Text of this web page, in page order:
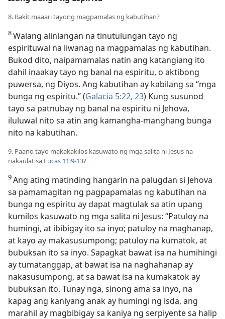
8. Bakit maaari tayong magpamalas ng kabutihan?
8Walang alinlangan na tinutulungan tayo ng
espirituwal na liwanag na magpamalas ng kabutihan.
Bukod dito, naipamamalas natin ang katangiang ito
dahil inaakay tayo ng banal na espiritu, o aktibong
puwersa, ng Diyos. Ang kabutihan ay kabilang sa “mga
bunga ng espiritu.” (Galacia 5:22, 23) Kung susunod
tayo sa patnubay ng banal na espiritu ni Jehova,
iluluwal nito sa atin ang kamangha-manghang bunga
nito na kabutihan.
9. Paano tayo makakakilos kasuwato ng mga salita ni Jesus na
nakaulat sa Lucas 11:9-13?
9Ang ating matinding hangarin na palugdan si Jehova
sa pamamagitan ng pagpapamalas ng kabutihan na
bunga ng espiritu ay dapat magtulak sa atin upang
kumilos kasuwato ng mga salita ni Jesus: “Patuloy na
humingi, at ibibigay ito sa inyo; patuloy na maghanap,
at kayo ay makasusumpong; patuloy na kumatok, at
bubuksan ito sa inyo. Sapagkat bawat isa na humihingi
ay tumatanggap, at bawat isa na naghahanap ay
nakasusumpong, at sa bawat isa na kumakatok ay
bubuksan ito. Tunay nga, sinong ama sa inyo, na
kapag ang kaniyang anak ay humingi ng isda, ang
marahil ay magbibigay sa kaniya ng serpiyente sa halip